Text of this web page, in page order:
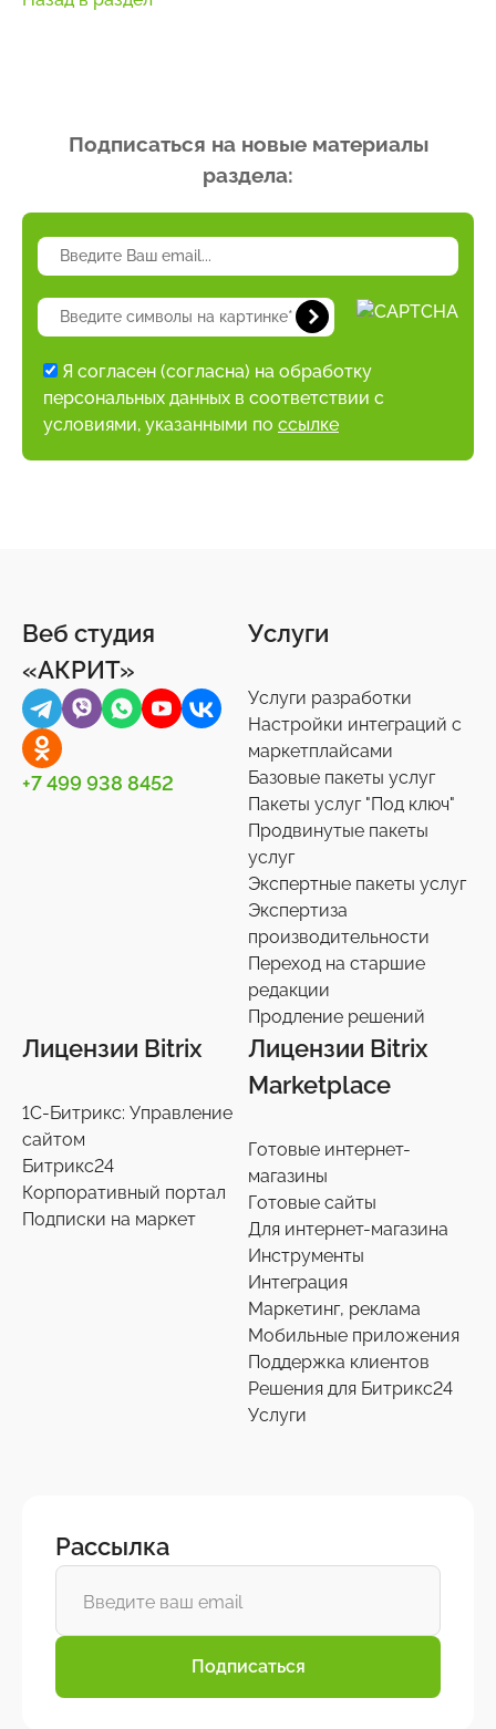
Подписаться на новые материалы
раздела:
Я согласен (согласна) на обработку
персональных данных в соответствии с
условиями, указанными по ссылке
Веб студия
«АКРИТ»
+7 499 938 8452
Услуги
Услуги разработки
Настройки интеграций с
маркетплайсами
Базовые пакеты услуг
Пакеты услуг "Под ключ"
Продвинутые пакеты
услуг
Экспертные пакеты услуг
Экспертиза
производительности
Переход на старшие
редакции
Продление решений
Лицензии Bitrix
1С-Битрикс: Управление
сайтом
Битрикс24
Корпоративный портал
Подписки на маркет
Лицензии Bitrix
Marketplace
Готовые интернет-
магазины
Готовые сайты
Для интернет-магазина
Инструменты
Интеграция
Маркетинг, реклама
Мобильные приложения
Поддержка клиентов
Решения для Битрикс24
Услуги
Рассылка
Подписаться